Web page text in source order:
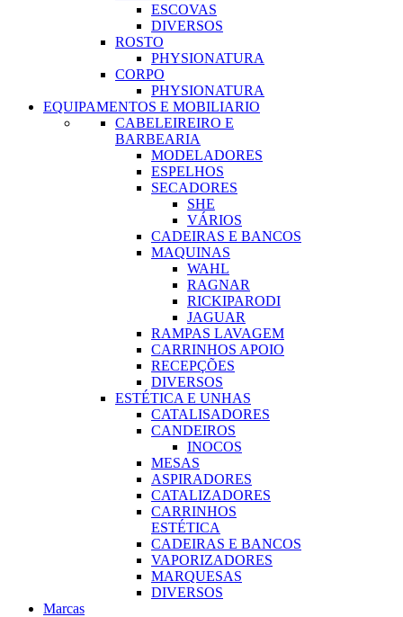
ESCOVAS
DIVERSOS
ROSTO
PHYSIONATURA
CORPO
PHYSIONATURA
EQUIPAMENTOS E MOBILIARIO
CABELEIREIRO E
BARBEARIA
MODELADORES
ESPELHOS
SECADORES
SHE
VÁRIOS
CADEIRAS E BANCOS
MAQUINAS
WAHL
RAGNAR
RICKIPARODI
JAGUAR
RAMPAS LAVAGEM
CARRINHOS APOIO
RECEPÇÕES
DIVERSOS
ESTÉTICA E UNHAS
CATALISADORES
CANDEIROS
INOCOS
MESAS
ASPIRADORES
CATALIZADORES
CARRINHOS
ESTÉTICA
CADEIRAS E BANCOS
VAPORIZADORES
MARQUESAS
DIVERSOS
Marcas